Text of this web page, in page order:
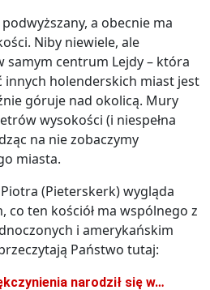
a obecnie ma
Niby niewiele, ale
samym centrum Lejdy – która
innych holenderskich miast jest
góruje nad okolicą. Mury
wysokości (i niespełna
na nie zobaczymy
miasta.
(Pieterskerk) wygląda
co ten kościół ma wspólnego z
i amerykańskim
Państwo tutaj:
narodził się w…